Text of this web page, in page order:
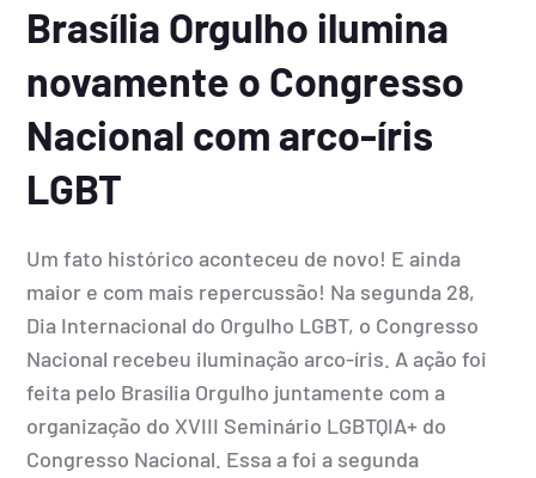
Brasília Orgulho ilumina
novamente o Congresso
Nacional com arco-íris
LGBT
Um fato histórico aconteceu de novo! E ainda
maior e com mais repercussão! Na segunda 28,
Dia Internacional do Orgulho LGBT, o Congresso
Nacional recebeu iluminação arco-íris. A ação foi
feita pelo Brasília Orgulho juntamente com a
organização do XVIII Seminário LGBTQIA+ do
Congresso Nacional. Essa a foi a segunda